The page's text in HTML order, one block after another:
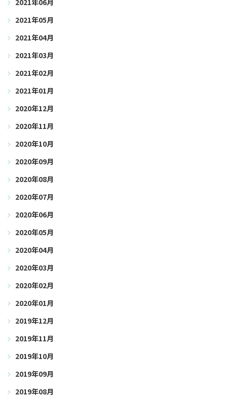
2021年06月
2021年05月
2021年04月
2021年03月
2021年02月
2021年01月
2020年12月
2020年11月
2020年10月
2020年09月
2020年08月
2020年07月
2020年06月
2020年05月
2020年04月
2020年03月
2020年02月
2020年01月
2019年12月
2019年11月
2019年10月
2019年09月
2019年08月